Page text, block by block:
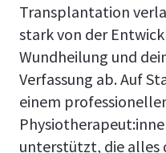
Transplantation
stark von der
Wundheilung und
Verfassung ab. Auf
einem
unterstützt, die alles